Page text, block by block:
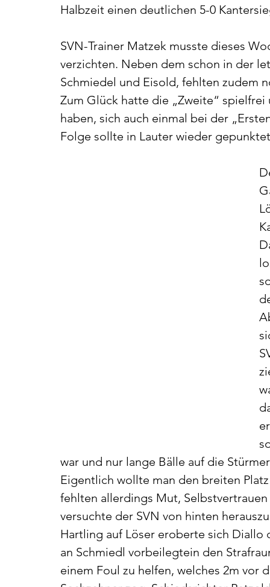
Halbzeit einen deutlichen 5-0
SVN-Trainer Matzek musste dieses
verzichten. Neben dem schon in der
Schmiedel und Eisold, fehlten zudem
Zum Glück hatte die „Zweite“
haben, sich auch einmal bei der
Folge sollte in Lauter wieder
war und nur lange Bälle auf die
Eigentlich wollte man den breiten
fehlten allerdings Mut,
versuchte der SVN von hinten
Hartling auf Löser eroberte sich
an Schmiedl vorbeilegtein den
einem Foul zu helfen, welches 2m vor